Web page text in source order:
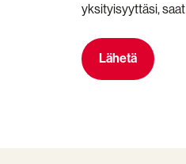
yksityisyyttäsi, saat